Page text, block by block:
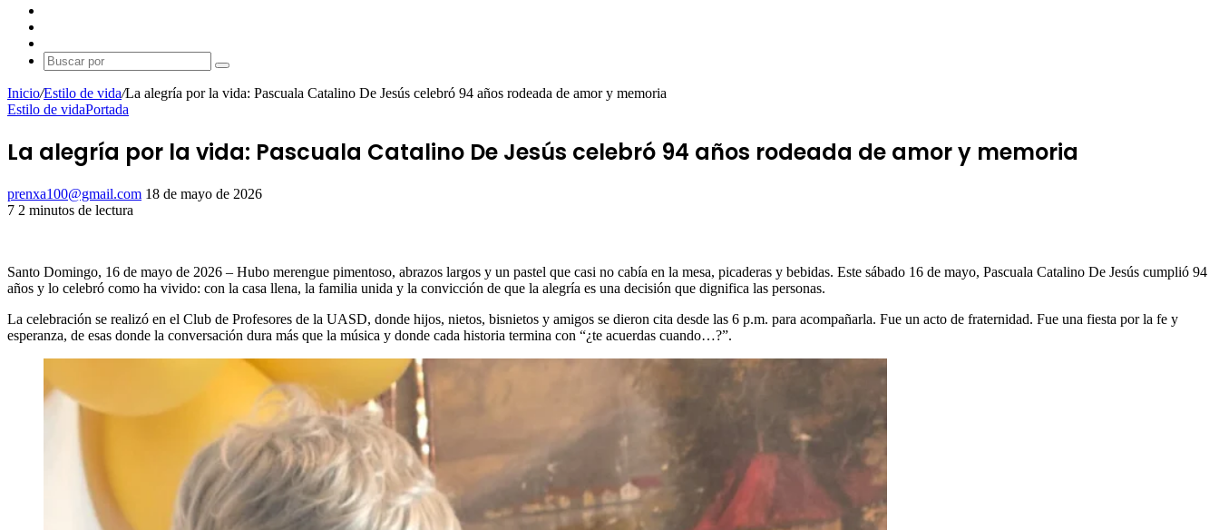
azar
skin
Buscar
Inicio/Estilo de vida/La alegría por la vida: Pascuala Catalino De Jesús celebró 94 años rodeada de amor y memoria
Estilo de vidaPortada
La alegría por la vida: Pascuala Catalino De Jesús celebró 94 años rodeada de amor y memoria
prenxa100@gmail.com Send
18 de mayo de 2026
7 2 minutos de lectura
Santo Domingo, 16 de mayo de 2026 – Hubo merengue pimentoso, abrazos largos y un pastel que casi no cabía en la mesa, picaderas y bebidas. Este sábado 16 de mayo, Pascuala Catalino De Jesús cumplió 94
años y lo celebró como ha vivido: con la casa llena, la familia unida y la convicción de que la alegría es una decisión que dignifica las personas.
La celebración se realizó en el Club de Profesores de la UASD, donde hijos, nietos, bisnietos y amigos se dieron cita desde las 6 p.m. para acompañarla. Fue un acto de fraternidad. Fue una fiesta por la fe y
esperanza, de esas donde la conversación dura más que la música y donde cada historia termina con “¿te acuerdas cuando…?”.